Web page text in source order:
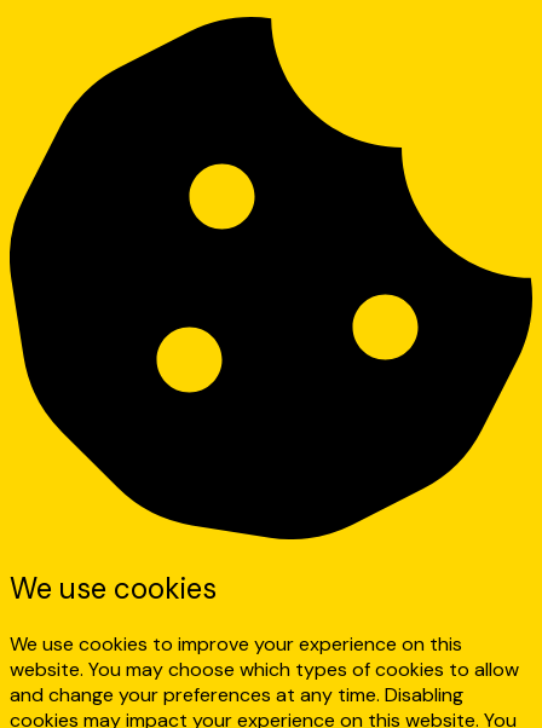
We use cookies
We use cookies to improve your experience on this
website. You may choose which types of cookies to allow
and change your preferences at any time. Disabling
cookies may impact your experience on this website. You